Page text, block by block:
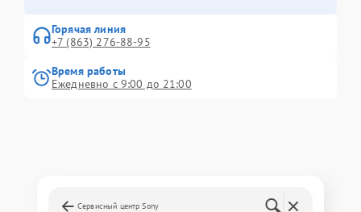
Горячая линия
+7 (863) 276-88-95
Время работы
Ежедневно с 9:00 до 21:00
Сервисный центр Sony